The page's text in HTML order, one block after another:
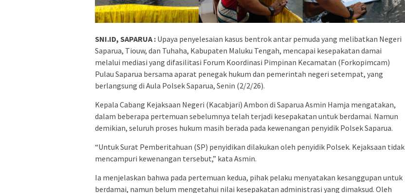
SNI.ID, SAPARUA : Upaya penyelesaian kasus bentrok antar pemuda yang melibatkan Negeri
Saparua, Tiouw, dan Tuhaha, Kabupaten Maluku Tengah, mencapai kesepakatan damai
melalui mediasi yang difasilitasi Forum Koordinasi Pimpinan Kecamatan (Forkopimcam)
Pulau Saparua bersama aparat penegak hukum dan pemerintah negeri setempat, yang
berlangsung di Aula Polsek Saparua, Senin (2/2/26).
Kepala Cabang Kejaksaan Negeri (Kacabjari) Ambon di Saparua Asmin Hamja mengatakan,
dalam beberapa pertemuan sebelumnya telah terjadi kesepakatan untuk berdamai. Namun
demikian, seluruh proses hukum masih berada pada kewenangan penyidik Polsek Saparua.
“Untuk Surat Pemberitahuan (SP) penyidikan dilakukan oleh penyidik Polsek. Kejaksaan tidak
mencampuri kewenangan tersebut,” kata Asmin.
Ia menjelaskan bahwa pada pertemuan kedua, pihak pelaku menyatakan kesanggupan untuk
berdamai, namun belum mengetahui nilai kesepakatan administrasi yang dimaksud. Oleh